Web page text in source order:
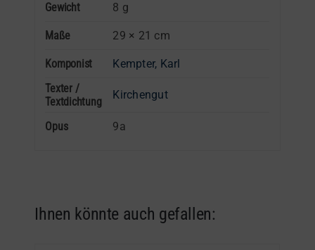
Gewicht 8 g
Maße 29 × 21 cm
Komponist
Kempter, Karl
Texter /
Textdichtung
Kirchengut
Opus 9a
Ihnen könnte auch gefallen: